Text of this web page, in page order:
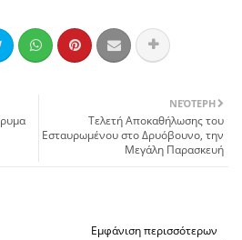
ΝΕΌΤΕΡΗ
Τελετή Αποκαθήλωσης του
Εσταυρωμένου στο Δρυόβουνo, την
Μεγάλη Παρασκευή
Εμφάνιση περισσότερων